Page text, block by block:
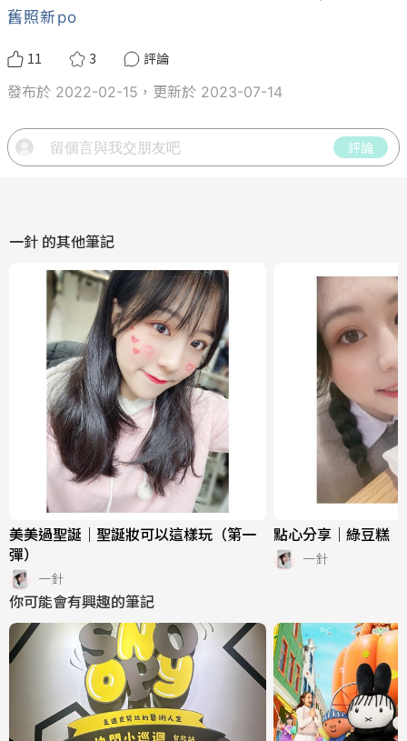
舊照新po
11 3
評論
發布於 2022-02-15，更新於 2023-07-14
評論
一針 的其他筆記
美美過聖誕｜聖誕妝可以這樣玩（第一
彈）
一針
點心分享｜綠豆糕
一針
你可能會有興趣的筆記